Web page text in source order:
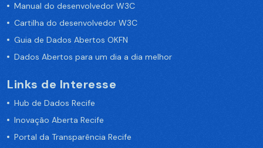
Manual do desenvolvedor W3C
Cartilha do desenvolvedor W3C
Guia de Dados Abertos OKFN
Dados Abertos para um dia a dia melhor
Links de Interesse
Hub de Dados Recife
Inovação Aberta Recife
Portal da Transparência Recife